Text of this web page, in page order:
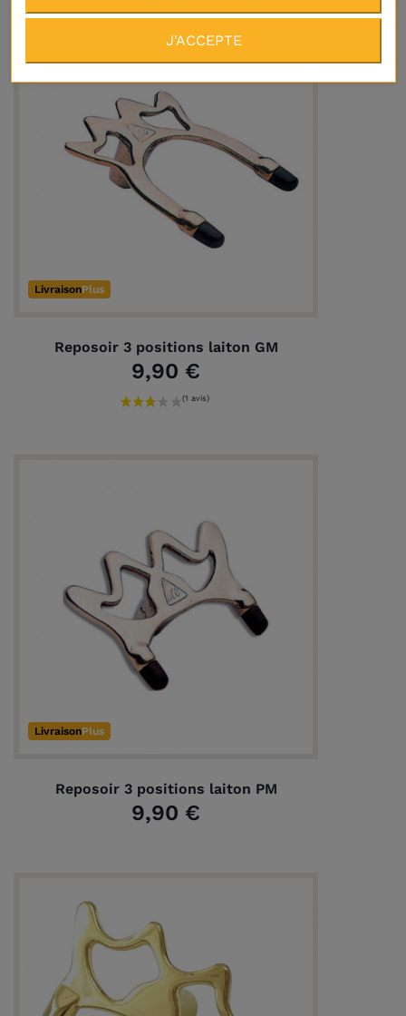
LivraisonPlus
Reposoir 3 positions laiton GM
9,90 €
En réapprovisionnement
LivraisonPlus
Reposoir 3 positions laiton PM
9,90 €
J'ACCEPTE